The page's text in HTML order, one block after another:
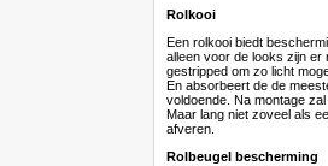
Rolkooi
Een rolkooi biedt
alleen voor de looks zijn er
gestripped om zo licht
En absorbeert de de
voldoende. Na montage
Maar lang niet zoveel als
afveren.
Rolbeugel bescherming